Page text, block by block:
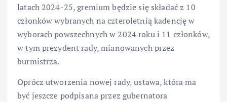
latach 2024-25, gremium będzie się składać z 10
członków wybranych na czteroletnią kadencję w
wyborach powszechnych w 2024 roku i 11 członków,
w tym prezydent rady, mianowanych przez
burmistrza.
Oprócz utworzenia nowej rady, ustawa, która ma
być jeszcze podpisana przez gubernatora